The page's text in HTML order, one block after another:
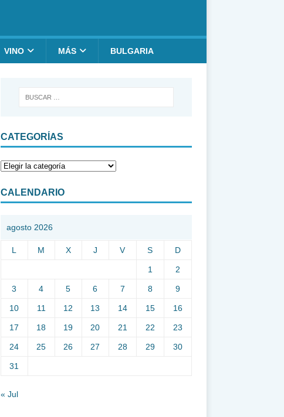
VINO MÁS BULGARIA
CATEGORÍAS
CALENDARIO
agosto 2026
L M X J V S D
1 2
3 4 5 6 7 8 9
10 11 12 13 14 15 16
17 18 19 20 21 22 23
24 25 26 27 28 29 30
31
« Jul